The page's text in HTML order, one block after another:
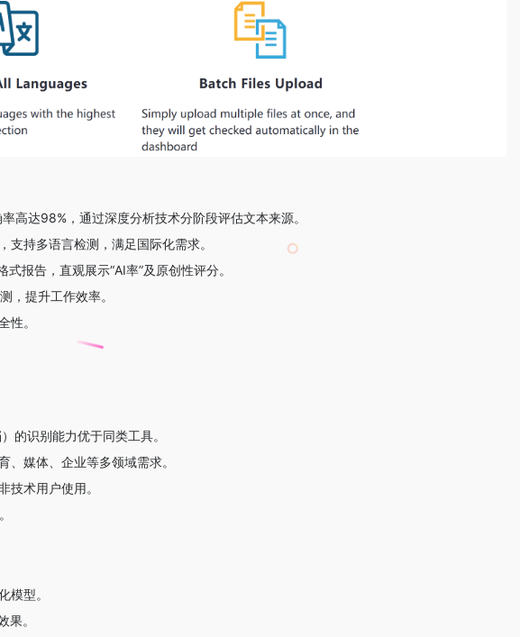
高达98%，通过深度分析技术分阶段评估文本来源。
支持多语言检测，满足国际化需求。
报告，直观展示“AI率”及原创性评分。
，提升工作效率。
性。
的识别能力优于同类工具。
媒体、企业等多领域需求。
技术用户使用。
模型。
果。